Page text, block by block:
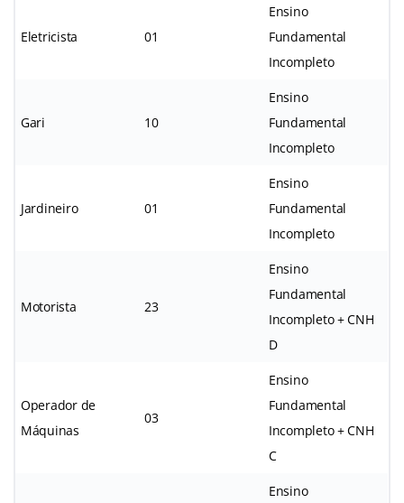
Eletricista 01
Ensino
Fundamental
Incompleto
Gari 10
Ensino
Fundamental
Incompleto
Jardineiro 01
Ensino
Fundamental
Incompleto
Motorista 23
Ensino
Fundamental
Incompleto + CNH
D
Operador de
Máquinas
03
Ensino
Fundamental
Incompleto + CNH
C
Ensino